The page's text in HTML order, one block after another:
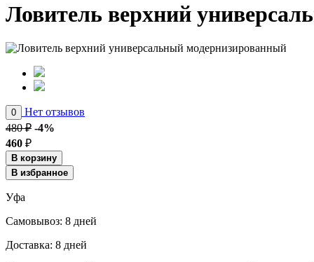
Ловитель верхний
0
Нет отзывов
480 ₽ -4%
460 ₽
В корзину
В избранное
Уфа
Cамовывоз: 8 дней
Доставка: 8 дней